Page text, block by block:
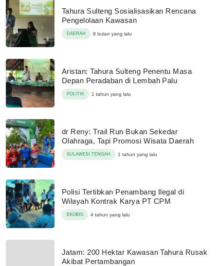
Tahura Sulteng Sosialisasikan Rencana
Pengelolaan Kawasan
DAERAH 8 bulan yang lalu
Aristan: Tahura Sulteng Penentu Masa
Depan Peradaban di Lembah Palu
POLITIK 1 tahun yang lalu
dr Reny: Trail Run Bukan Sekedar
Olahraga, Tapi Promosi Wisata Daerah
SULAWESI TENGAH 1 tahun yang lalu
Polisi Tertibkan Penambang Ilegal di
Wilayah Kontrak Karya PT CPM
EKOBIS 4 tahun yang lalu
Jatam: 200 Hektar Kawasan Tahura Rusak
Akibat Pertambangan